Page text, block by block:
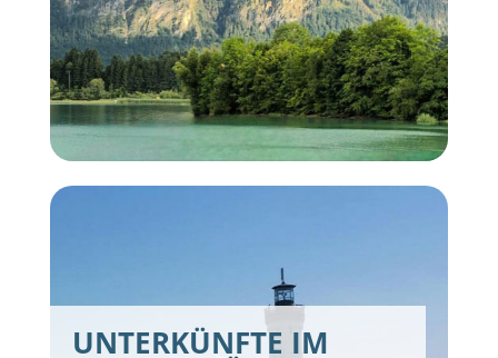
UNTERKÜNFTE IM